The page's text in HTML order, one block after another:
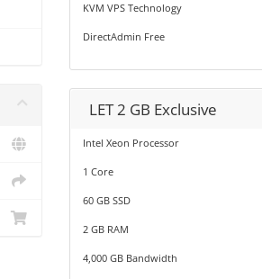
KVM VPS Technology
DirectAdmin Free
LET 2 GB Exclusive
Intel Xeon Processor
1 Core
60 GB SSD
2 GB RAM
4,000 GB Bandwidth